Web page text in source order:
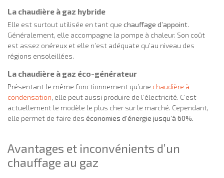
La chaudière à gaz hybride
Elle est surtout utilisée en tant que chauffage d’appoint.
Généralement, elle accompagne la pompe à chaleur. Son coût
est assez onéreux et elle n’est adéquate qu’au niveau des
régions ensoleillées.
La chaudière à gaz éco-générateur
Présentant le même fonctionnement qu’une chaudière à
condensation, elle peut aussi produire de l’électricité. C’est
actuellement le modèle le plus cher sur le marché. Cependant,
elle permet de faire des économies d’énergie jusqu’à 60%.
Avantages et inconvénients d’un
chauffage au gaz